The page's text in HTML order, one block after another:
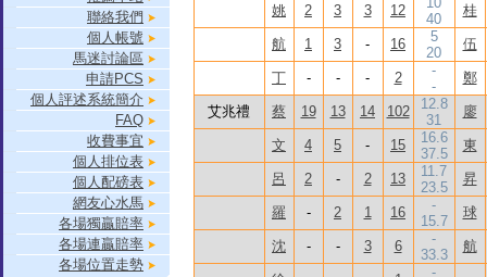
聯絡我們
個人帳號
馬迷討論區
申請PCS
個人評述系統簡介
FAQ
收費事宜
個人排位表
個人配磅表
網友心水馬
各場獨贏賠率
各場連贏賠率
各場位置走勢
姚 2 3 3 12
40
桂
航 1 3 - 16
5
20
伍
丁 - - - 2
-
-
鄭
艾兆禮 蔡 19 13 14 102
12.8
31
廖
文 4 5 - 15
16.6
37.5
東
呂 2 - 2 13
11.7
23.5
昇
羅 - 2 1 16
-
15.7
球
沈 - - 3 6
-
33.3
航
-